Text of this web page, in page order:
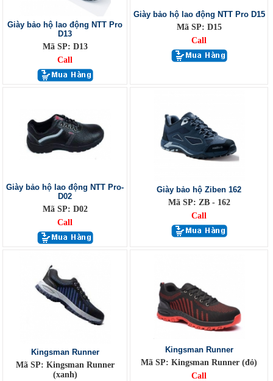
Giày bảo hộ lao động NTT Pro
D13
Mã SP: D13
Call
Giày bảo hộ lao động NTT Pro D15
Mã SP: D15
Call
Giày bảo hộ lao động NTT Pro-
D02
Mã SP: D02
Call
Giày bảo hộ Ziben 162
Mã SP: ZB - 162
Call
Kingsman Runner
Mã SP: Kingsman Runner
(xanh)
Kingsman Runner
Mã SP: Kingsman Runner (đỏ)
Call